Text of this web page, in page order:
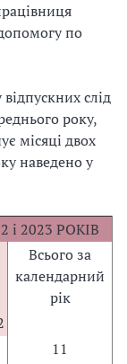
по
слід
року,
місяці двох
наведено у
і 2023 РОКІВ
Всього за
календарний
рік
11